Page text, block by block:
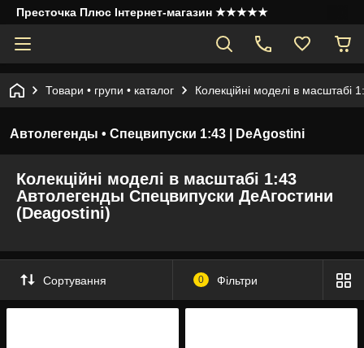
Престочка Плюс Інтернет-магазин ★★★★★
Товари • групи • каталог Колекційні моделі в масштабі
Автолегенды • Спецвипуски 1:43 | DeAgostini
Колекційні моделі в масштабі 1:43
Автолегенды Спецвипуски ДеАгостини
(Deagostini)
Сортування 0 Фільтри